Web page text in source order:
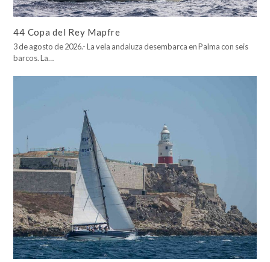
44 Copa del Rey Mapfre
3 de agosto de 2026.- La vela andaluza desembarca en Palma con seis
barcos. La…